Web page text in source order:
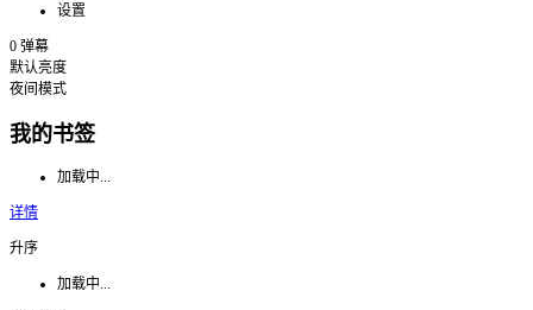
设置
0 弹幕
默认亮度
夜间模式
我的书签
加载中...
详情
升序
加载中...